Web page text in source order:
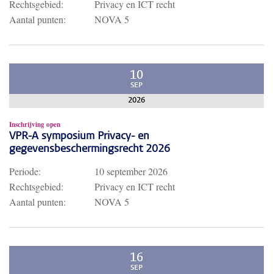
Rechtsgebied:
Privacy en ICT recht
Aantal punten:
NOVA 5
10
SEP
2026
Inschrijving open
VPR-A symposium Privacy- en
gegevensbeschermingsrecht 2026
Periode:
10 september 2026
Rechtsgebied:
Privacy en ICT recht
Aantal punten:
NOVA 5
16
SEP